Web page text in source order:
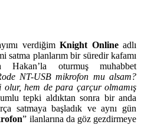
verdiğimKnight Onlineadlı
planlarım bir süredir kafamı
Hakan’la oturmuş muhabbet
NT-USB mikrofon mu alsam?
hem de para çarçur olmamış
tepki aldıktan sonra bir anda
satmaya başladık ve aynı gün
” ilanlarına da göz gezdirmeye